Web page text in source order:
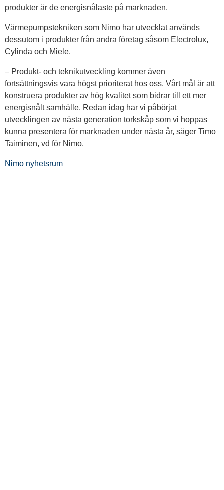
produkter är de energisnålaste på marknaden.
Värmepumpstekniken som Nimo har utvecklat används
dessutom i produkter från andra företag såsom Electrolux,
Cylinda och Miele.
– Produkt- och teknikutveckling kommer även
fortsättningsvis vara högst prioriterat hos oss. Vårt mål är att
konstruera produkter av hög kvalitet som bidrar till ett mer
energisnålt samhälle. Redan idag har vi påbörjat
utvecklingen av nästa generation torkskåp som vi hoppas
kunna presentera för marknaden under nästa år, säger Timo
Taiminen, vd för Nimo.
Nimo nyhetsrum